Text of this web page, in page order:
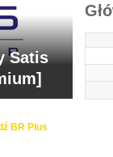
Satis
BR Plus